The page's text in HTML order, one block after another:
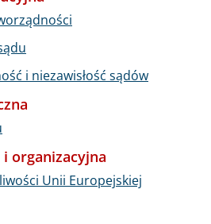
i niezawisłość sądów
organizacyjna
Unii Europejskiej